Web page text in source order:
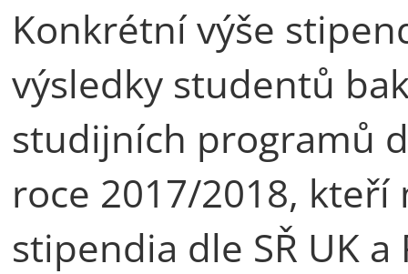
Konkrétní výše
výsledky studentů
studijních programů
roce 2017/2018,
stipendia dle SŘ UK